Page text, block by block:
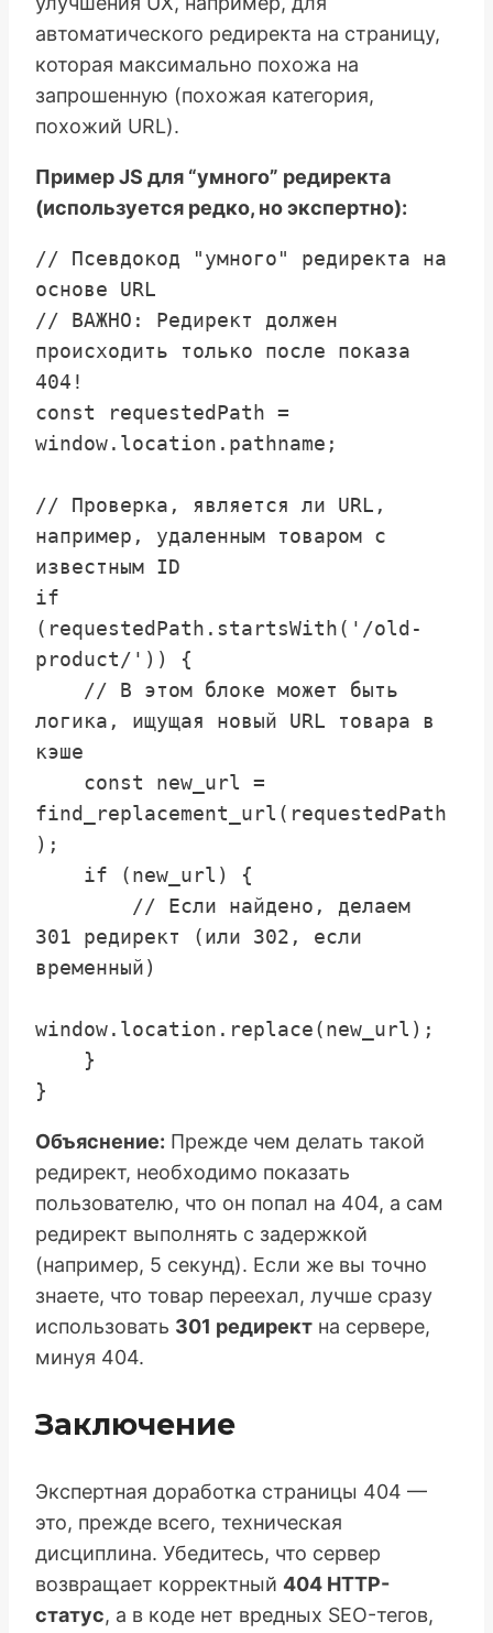
автоматического редиректа на страницу,
которая максимально похожа на
запрошенную (похожая категория,
похожий URL).
Пример JS для “умного” редиректа
(используется редко, но экспертно):
// Псевдокод "умного" редиректа на
основе URL
// ВАЖНО: Редирект должен
происходить только после показа
404!
const requestedPath =
window.location.pathname;
// Проверка, является ли URL,
например, удаленным товаром с
известным ID
if
(requestedPath.startsWith('/old-
product/')) {
логика, ищущая новый URL товара в
кэше
find_replacement_url(requestedPath
);
301 редирект (или 302, если
временный)
window.location.replace(new_url);
Объяснение: Прежде чем делать такой
редирект, необходимо показать
пользователю, что он попал на 404, а сам
редирект выполнять с задержкой
(например, 5 секунд). Если же вы точно
знаете, что товар переехал, лучше сразу
использовать 301 редирект на сервере,
минуя 404.
Заключение
Экспертная доработка страницы 404 —
это, прежде всего, техническая
дисциплина. Убедитесь, что сервер
возвращает корректный 404 HTTP-
статус, а в коде нет вредных SEO-тегов,